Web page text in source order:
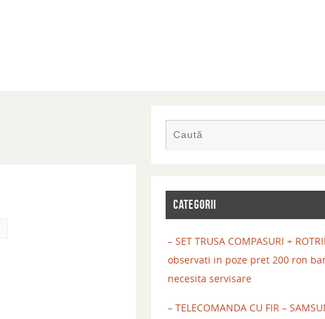
CATEGORII
– SET TRUSA COMPASURI +
observati in poze pret 200 ron
necesita servisare
– TELECOMANDA CU FIR –